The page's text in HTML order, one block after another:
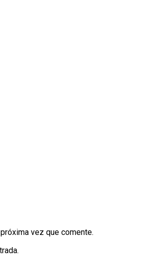
vez que comente.